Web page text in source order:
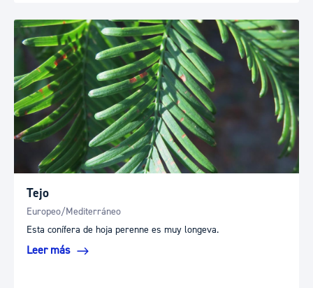
Tejo
Europeo/Mediterráneo
Esta conífera de hoja perenne es muy longeva.
Leer más